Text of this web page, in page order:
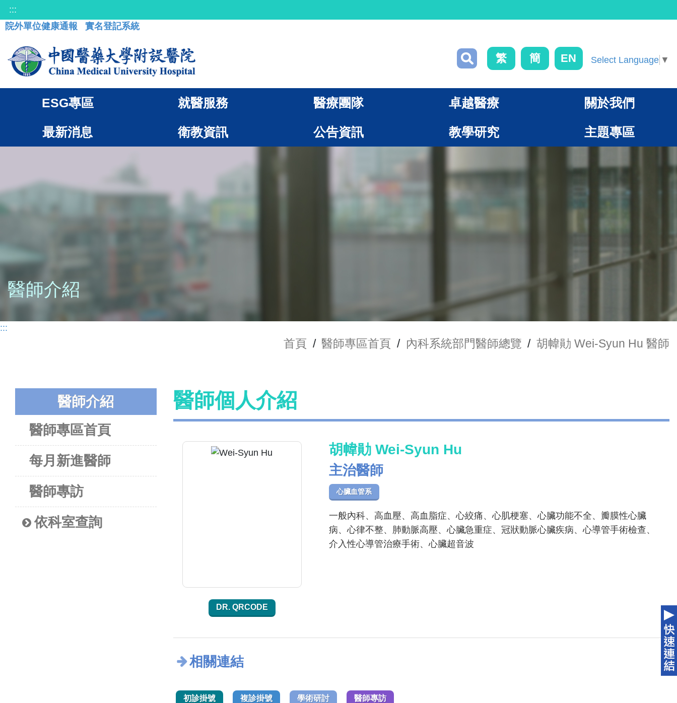
:::
院外單位健康通報
實名登記系統
繁 簡 EN Select Language ▼
ESG專區 就醫服務 醫療團隊 卓越醫療 關於我們
最新消息 衛教資訊 公告資訊 教學研究 主題專區
醫師介紹
:::
首頁 / 醫師專區首頁 / 內科系統部門醫師總覽 / 胡幃勛 Wei-Syun Hu 醫師
醫師介紹
醫師專區首頁
每月新進醫師
醫師專訪
依科室查詢
醫師個人介紹
DR. QRCODE
胡幃勛 Wei-Syun Hu
主治醫師
心臟血管系
一般內科、高血壓、高血脂症、心絞痛、心肌梗塞、心臟功能不全、瓣膜性心臟
病、心律不整、肺動脈高壓、心臟急重症、冠狀動脈心臟疾病、心導管手術檢查、
介入性心導管治療手術、心臟超音波
相關連結
初診掛號 複診掛號 學術研討 醫師專訪